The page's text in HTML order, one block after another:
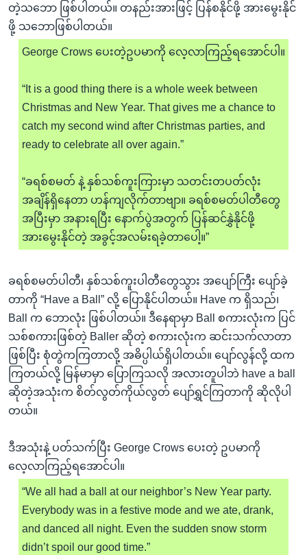
တဲ့သဘော ဖြစ်ပါတယ်။ တနည်းအားဖြင့် ပြန်စနိုင်ဖို့ အားမွေးနိုင်
ဖို့ သဘောဖြစ်ပါတယ်။
George Crows ပေးတဲ့ဥပမာကို လေ့လာကြည့်ရအောင်ပါ။
“It is a good thing there is a whole week between
Christmas and New Year. That gives me a chance to
catch my second wind after Christmas parties, and
ready to celebrate all over again.”
“ခရစ်စမတ် နဲ့ နှစ်သစ်ကူးကြားမှာ သတင်းတပတ်လုံး
အချိန်ရှိနေတာ ဟန်ကျလိုက်တာဗျာ။ ခရစ်စမတ်ပါတီတွေ
အပြီးမှာ အနားရပြီး နောက်ပွဲအတွက် ပြန်ဆင်နွှဲနိုင်ဖို့
အားမွေးနိုင်တဲ့ အခွင့်အလမ်းရခဲ့တာပေါ့။”
ခရစ်စမတ်ပါတီ၊ နှစ်သစ်ကူးပါတီတွေသွား အပျော်ကြီး ပျော်ခဲ့
တာကို “Have a Ball” လို့ ပြောနိုင်ပါတယ်။ Have က ရှိသည်၊
Ball က ဘောလုံး ဖြစ်ပါတယ်။ ဒီနေရာမှာ Ball စကားလုံးက ပြင်
သစ်စကားဖြစ်တဲ့ Baller ဆိုတဲ့ စကားလုံးက ဆင်းသက်လာတာ
ဖြစ်ပြီး စုံတွဲကကြတာလို့ အဓိပ္ပါယ်ရှိပါတယ်။ ပျော်လွန်လို့ ထက
ကြတယ်လို့ မြန်မာမှာ ပြောကြသလို အလားတူပါဘဲ have a ball
ဆိုတဲ့အသုံးက စိတ်လွတ်ကိုယ်လွတ် ပျော်ရွှင်ကြတာကို ဆိုလိုပါ
တယ်။
ဒီအသုံးနဲ့ ပတ်သက်ပြီး George Crows ပေးတဲ့ ဥပမာကို
လေ့လာကြည့်ရအောင်ပါ။
“We all had a ball at our neighbor’s New Year party.
Everybody was in a festive mode and we ate, drank,
and danced all night. Even the sudden snow storm
didn’t spoil our good time.”